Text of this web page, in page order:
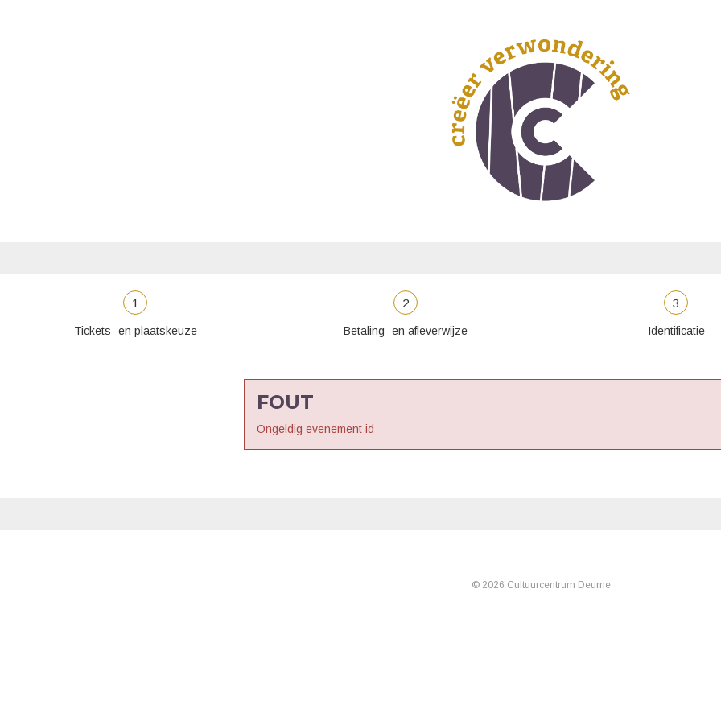
1
Tickets- en plaatskeuze
2
Betaling- en afleverwijze
3
Identificatie
FOUT
Ongeldig evenement id
© 2026 Cultuurcentrum Deurne